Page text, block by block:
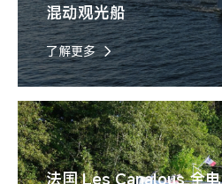
混动观光船
了解更多
法国 Les Canalous 全电